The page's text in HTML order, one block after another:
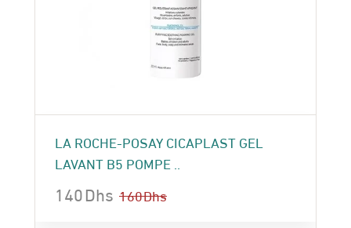
LA ROCHE-POSAY CICAPLAST GEL
LAVANT B5 POMPE ..
160Dhs
140Dhs